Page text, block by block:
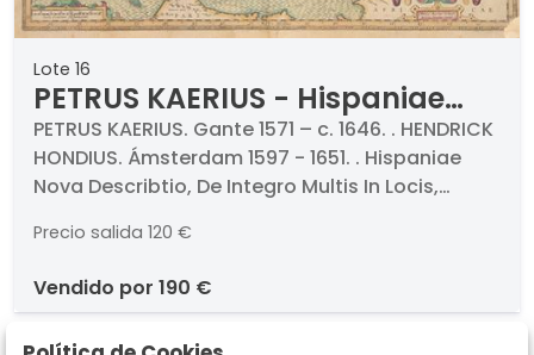
Lote 16
PETRUS KAERIUS - Hispaniae
Nova Describtio, De Integro
Multis In Locis, Secundum
Hydrographicas Desc.
Emendata
PETRUS KAERIUS. Gante 1571 – c. 1646. . HENDRICK
HONDIUS. Ámsterdam 1597 - 1651. . Hispaniae
Nova Describtio, De Integro Multis In Locis,
1610. Grabado coloreado. Firmado y titulado.
Medidas 375 x 515 mm plancha
Precio salida 120 €
vendido por 190 €